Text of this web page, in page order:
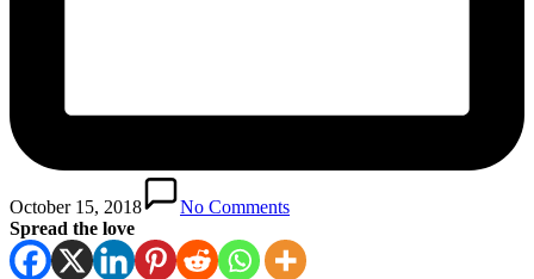
October 15, 2018
No Comments
Spread the love